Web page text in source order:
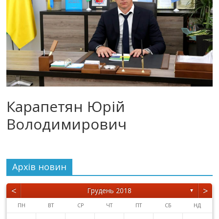
Карапетян Юрій
Володимирович
Архiв новин
< Грудень 2018 ▼ >
ПН ВТ СР ЧТ ПТ СБ НД